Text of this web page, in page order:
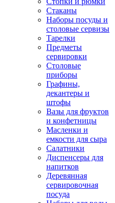
Стаканы
Наборы посуды и
столовые сервизы
Тарелки
Предметы
сервировки
Столовые
приборы
Графины,
декантеры и
штофы
Вазы для фруктов
и конфетницы
Масленки и
емкости для сыра
Салатники
Диспенсеры для
напитков
Деревянная
сервировочная
посуда